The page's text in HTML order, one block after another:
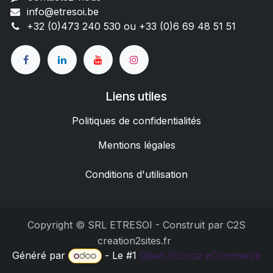
info@etresoi.be
+32 (0)473 240 530 ou +33 (0)6 69 48 51 51
Liens utiles
Politiques de confidentialités
Mentions légales
Conditions d'utilisation
Copyright © SRL ETRESOI - Construit par C2S
creation2sites.fr
Généré par
- Le #1 Open Source eCommerce